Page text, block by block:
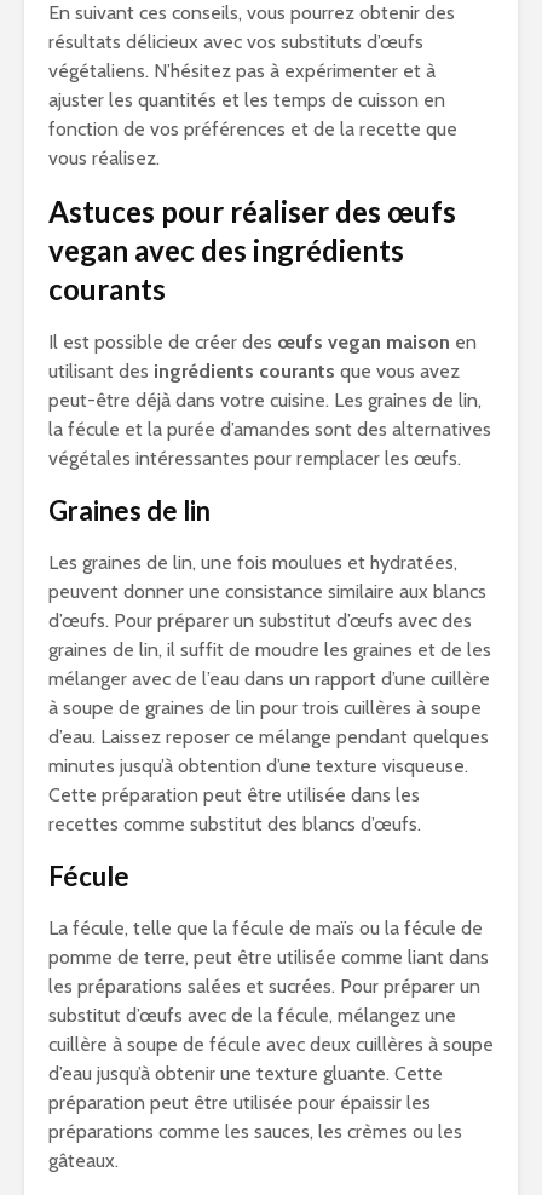
En suivant ces conseils, vous pourrez obtenir des
résultats délicieux avec vos substituts d’œufs
végétaliens. N’hésitez pas à expérimenter et à
ajuster les quantités et les temps de cuisson en
fonction de vos préférences et de la recette que
vous réalisez.
Astuces pour réaliser des œufs
vegan avec des ingrédients
courants
Il est possible de créer des œufs vegan maison en
utilisant des ingrédients courants que vous avez
peut-être déjà dans votre cuisine. Les graines de lin,
la fécule et la purée d’amandes sont des alternatives
végétales intéressantes pour remplacer les œufs.
Graines de lin
Les graines de lin, une fois moulues et hydratées,
peuvent donner une consistance similaire aux blancs
d’œufs. Pour préparer un substitut d’œufs avec des
graines de lin, il suffit de moudre les graines et de les
mélanger avec de l’eau dans un rapport d’une cuillère
à soupe de graines de lin pour trois cuillères à soupe
d’eau. Laissez reposer ce mélange pendant quelques
minutes jusqu’à obtention d’une texture visqueuse.
Cette préparation peut être utilisée dans les
recettes comme substitut des blancs d’œufs.
Fécule
La fécule, telle que la fécule de maïs ou la fécule de
pomme de terre, peut être utilisée comme liant dans
les préparations salées et sucrées. Pour préparer un
substitut d’œufs avec de la fécule, mélangez une
cuillère à soupe de fécule avec deux cuillères à soupe
d’eau jusqu’à obtenir une texture gluante. Cette
préparation peut être utilisée pour épaissir les
préparations comme les sauces, les crèmes ou les
gâteaux.